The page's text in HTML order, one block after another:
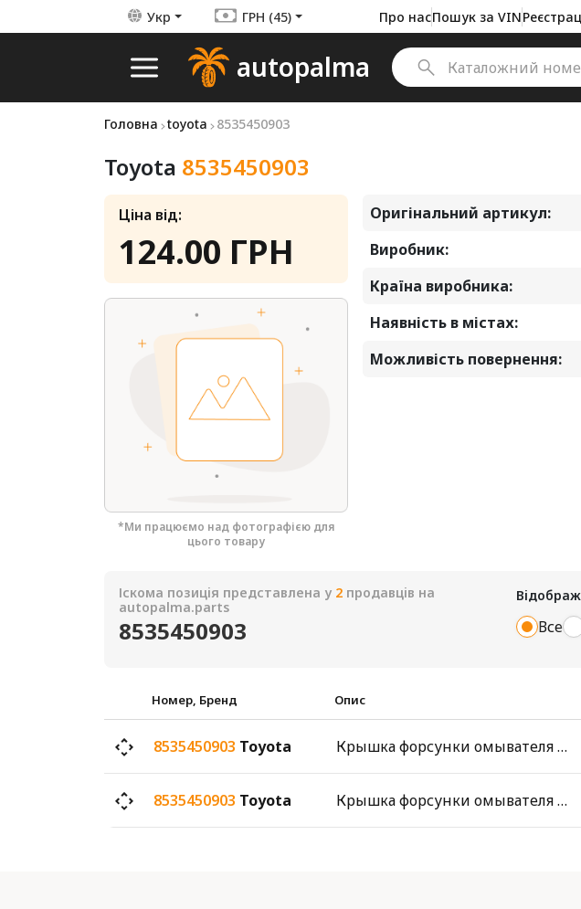
Укр ГРН (45) Про насПошук за VIN
autopalma
Головна toyota 8535450903
Toyota 8535450903
Ціна від:
124.00 ГРН
*Ми працюємо над фотографією для
цього товару
Оригінальний артикул:
Виробник:
Країна виробника:
Наявність в містах:
Можливість повернення:
Іскома позиція представлена у 2 продавців на
autopalma.parts
8535450903 Все
Номер, Бренд Опис
8535450903 Toyota Крышка форсунки омывателя фар
8535450903 Toyota Крышка форсунки омывателя фар